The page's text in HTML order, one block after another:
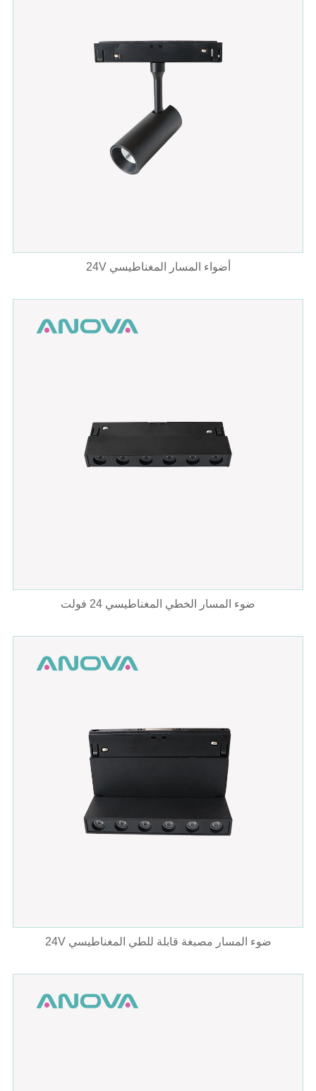
24V أضواء المسار المغناطيسي
ضوء المسار الخطي المغناطيسي 24 فولت
24V ضوء المسار مصبغة قابلة للطي المغناطيسي